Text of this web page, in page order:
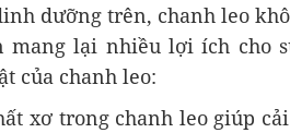
dưỡng trên, chanh leo
mang lại nhiều lợi ích cho
của chanh leo:
xơ trong chanh leo giúp